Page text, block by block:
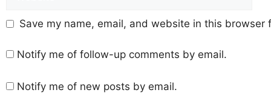
Save my name, email, and website in this browser
Notify me of follow-up comments by email.
Notify me of new posts by email.